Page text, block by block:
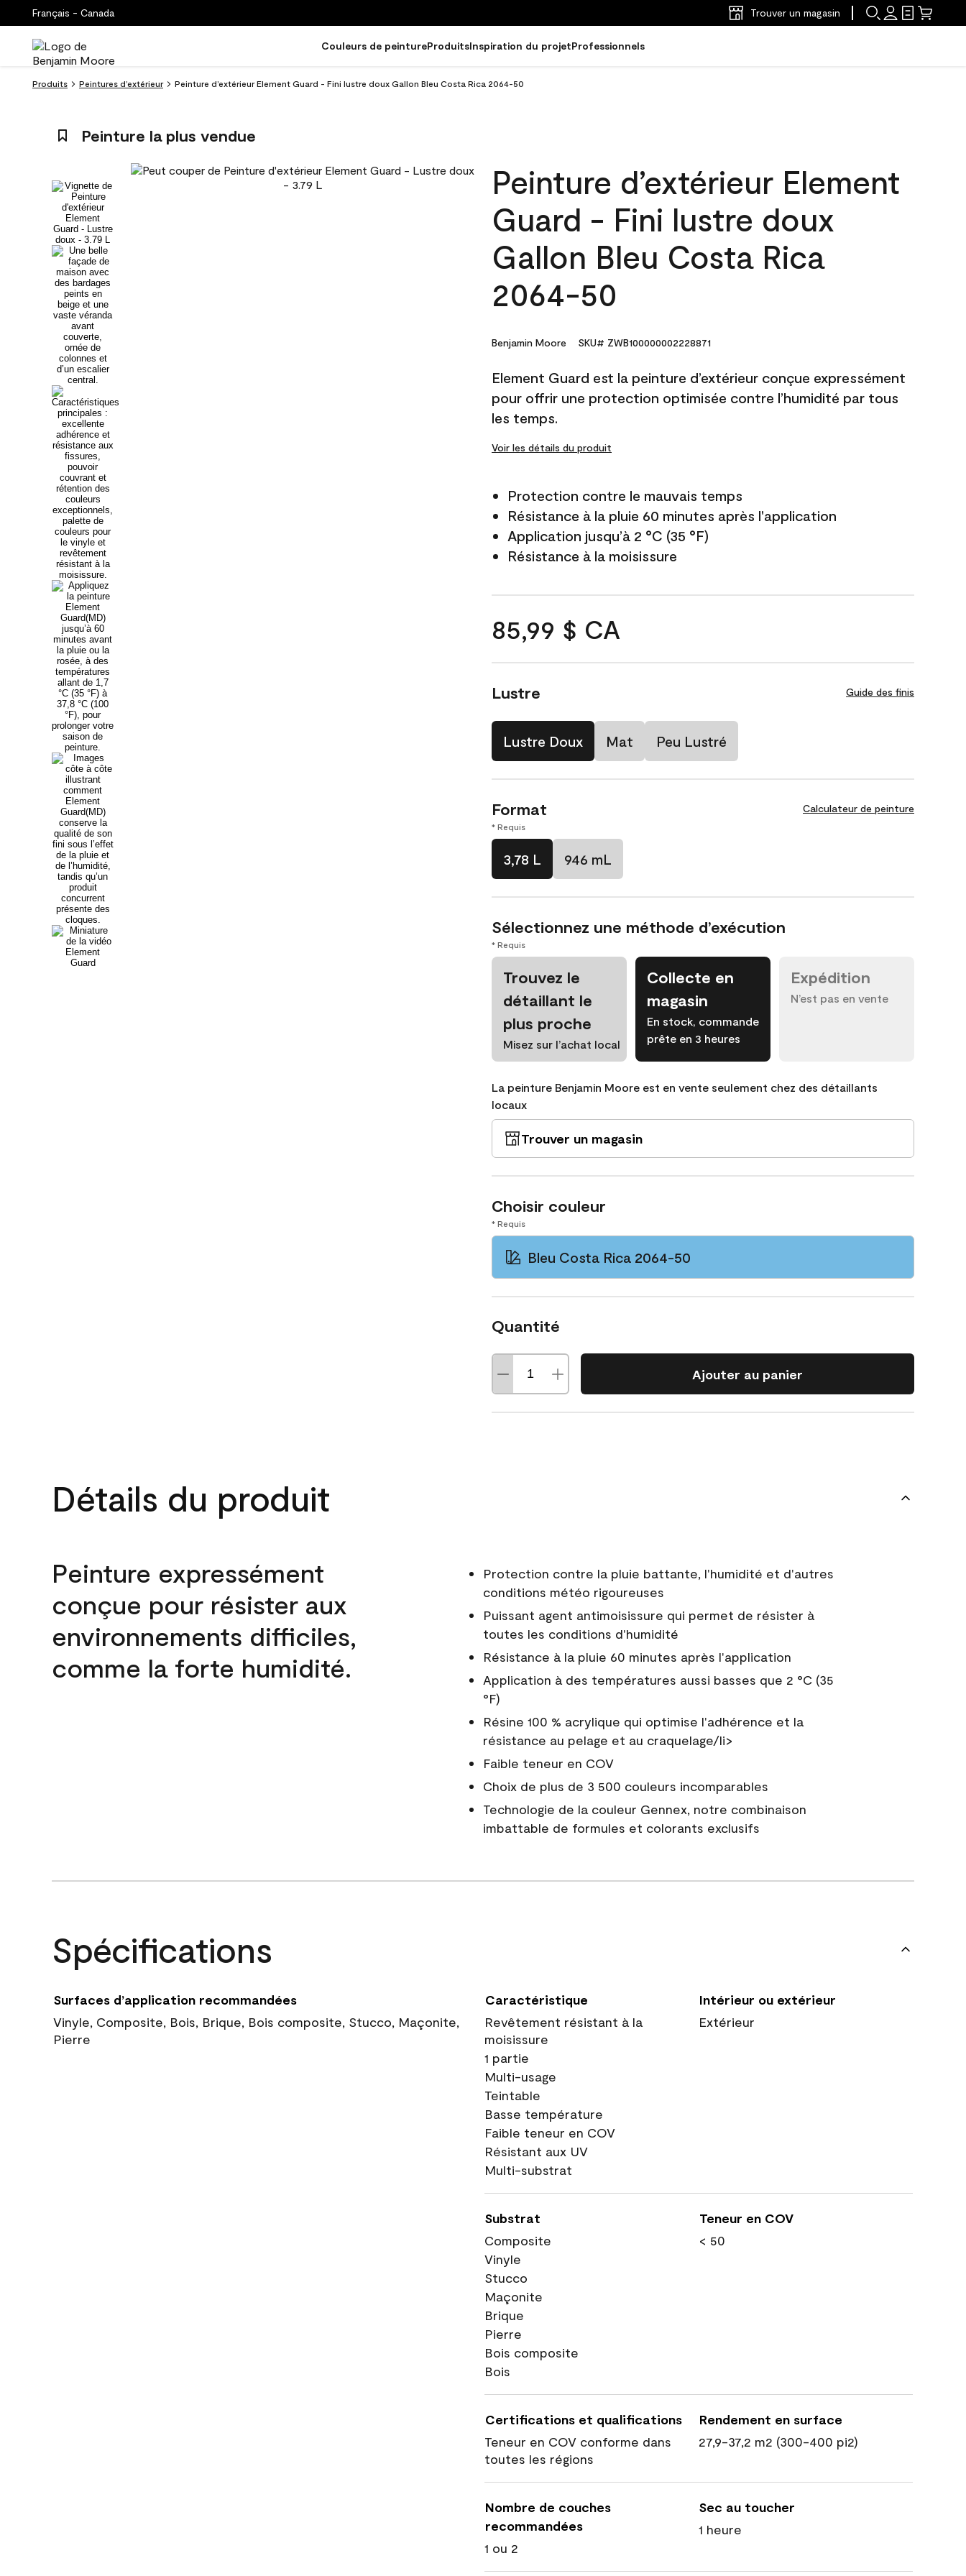
Français - Canada Trouver un magasin
Couleurs de peintureProduitsInspiration du projetProfessionnels
Produits Peintures d’extérieur Peinture d’extérieur Element Guard - Fini lustre doux Gallon Bleu Costa Rica 2064-50
Peinture la plus vendue
Peinture d’extérieur Element
Guard - Fini lustre doux
Gallon Bleu Costa Rica
2064-50
Benjamin Moore SKU# ZWB100000002228871
Element Guard est la peinture d’extérieur conçue expressément
pour offrir une protection optimisée contre l’humidité par tous
les temps.
Voir les détails du produit
Protection contre le mauvais temps
Résistance à la pluie 60 minutes après l'application
Application jusqu’à 2 °C (35 °F)
Résistance à la moisissure
85,99 $ CA
Lustre Guide des finis
Lustre Doux Mat Peu Lustré
Format Calculateur de peinture
* Requis
3,78 L 946 mL
Sélectionnez une méthode d’exécution
* Requis
Trouvez le
détaillant le
plus proche
Misez sur l’achat local
Collecte en
magasin
En stock, commande
prête en 3 heures
Expédition
N’est pas en vente
La peinture Benjamin Moore est en vente seulement chez des détaillants
locaux
Trouver un magasin
Choisir couleur
* Requis
Bleu Costa Rica 2064-50
Quantité
Ajouter au panier
Détails du produit
Peinture expressément
conçue pour résister aux
environnements difficiles,
comme la forte humidité.
Protection contre la pluie battante, l'humidité et d'autres
conditions météo rigoureuses
Puissant agent antimoisissure qui permet de résister à
toutes les conditions d'humidité
Résistance à la pluie 60 minutes après l'application
Application à des températures aussi basses que 2 °C (35
°F)
Résine 100 % acrylique qui optimise l'adhérence et la
résistance au pelage et au craquelage/li>
Faible teneur en COV
Choix de plus de 3 500 couleurs incomparables
Technologie de la couleur Gennex, notre combinaison
imbattable de formules et colorants exclusifs
Spécifications
Surfaces d’application recommandées
Vinyle, Composite, Bois, Brique, Bois composite, Stucco, Maçonite,
Pierre
Caractéristique
Revêtement résistant à la
moisissure
1 partie
Multi-usage
Teintable
Basse température
Faible teneur en COV
Résistant aux UV
Multi-substrat
Intérieur ou extérieur
Extérieur
Substrat
Composite
Vinyle
Stucco
Maçonite
Brique
Pierre
Bois composite
Bois
Teneur en COV
< 50
Certifications et qualifications
Teneur en COV conforme dans
toutes les régions
Rendement en surface
27,9-37,2 m2 (300-400 pi2)
Nombre de couches
recommandées
1 ou 2
Sec au toucher
1 heure